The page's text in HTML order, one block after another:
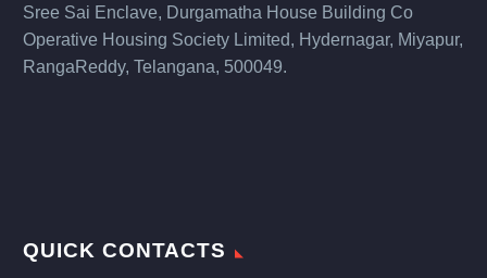
Sree Sai Enclave, Durgamatha House Building Co
Operative Housing Society Limited, Hydernagar, Miyapur,
RangaReddy, Telangana, 500049.
QUICK CONTACTS